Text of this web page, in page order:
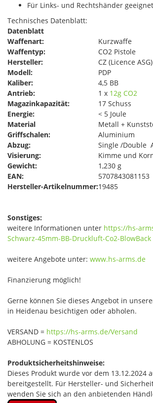
Für Links- und Rechtshänder geeignet
Technisches Datenblatt:
Datenblatt
Waffenart:
Kurzwaffe
Waffentyp:
CO2 Pistole
Hersteller:
CZ (Licence ASG)
Modell:
PDP
Kaliber:
4,5 BB
Antrieb:
1 x 12g CO2
Magazinkapazität:
17 Schuss
Energie:
< 5 Joule
Material
Metall +
Griffschalen:
Aluminium
Abzug:
Single /Double
Visierung:
Kimme und
Gewicht:
1,230 g
EAN:
5707843081153
Hersteller-Artikelnummer:19485
Sonstiges:
weitere Informationen unter https://hs-
Schwarz-45mm-BB-Druckluft-Co2-BlowBack
weitere Angebote unter: www.hs-arms.de
Finanzierung möglich!
Gerne können Sie dieses Angebot in
in Heidenau besichtigen oder abholen.
VERSAND = https://hs-arms.de/Versand
ABHOLUNG = KOSTENLOS
Produktsicherheitshinweise:
Dieses Produkt wurde vor dem 13.12.2024
bereitgestellt. Für Hersteller- und
wenden Sie sich an den anbietenden